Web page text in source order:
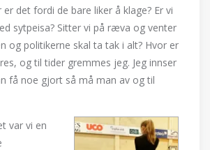
det fordi de bare liker å klage? Er vi
sytpeisa? Sitter vi på ræva og venter
og politikerne skal ta tak i alt? Hvor er
og til tider gremmes jeg. Jeg innser
få noe gjort så må man av og til
var vi en